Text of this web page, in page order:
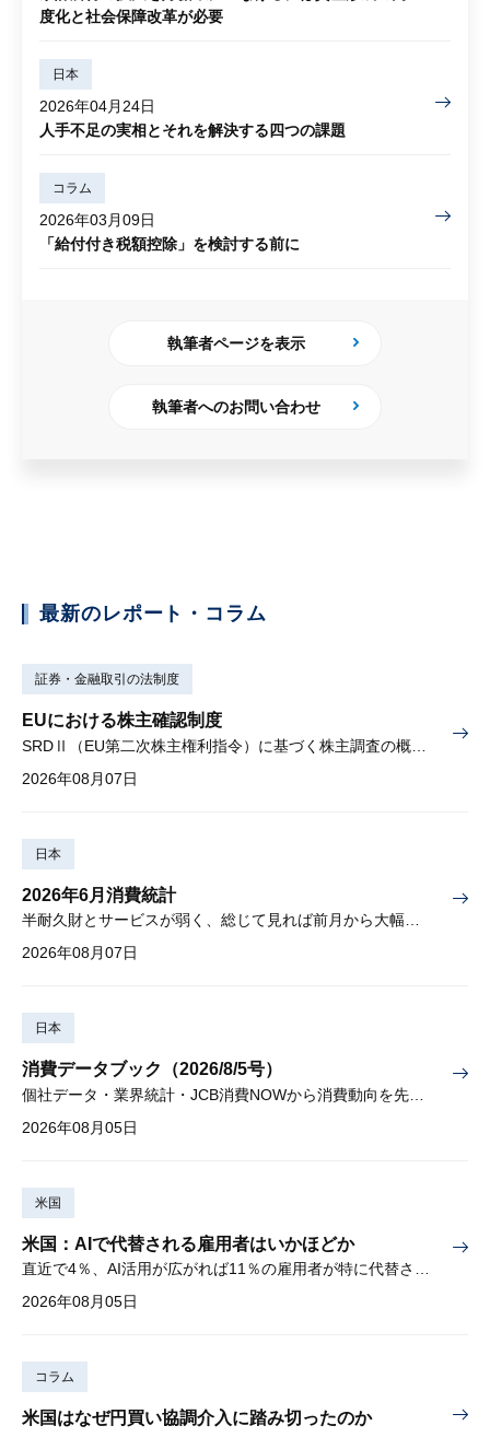
度化と社会保障改革が必要
日本
2026年04月24日
人手不足の実相とそれを解決する四つの課題
コラム
2026年03月09日
「給付付き税額控除」を検討する前に
執筆者ページを表示
執筆者へのお問い合わせ
最新のレポート・コラム
証券・金融取引の法制度
EUにおける株主確認制度
2026年08月07日
日本
2026年6月消費統計
半耐久財とサービスが弱く、総じて見れば前月から大幅に減少
2026年08月07日
日本
消費データブック（2026/8/5号）
2026年08月05日
米国
米国：AIで代替される雇用者はいかほどか
直近で4％、AI活用が広がれば11％の雇用者が特に代替されやすい
2026年08月05日
コラム
米国はなぜ円買い協調介入に踏み切ったのか